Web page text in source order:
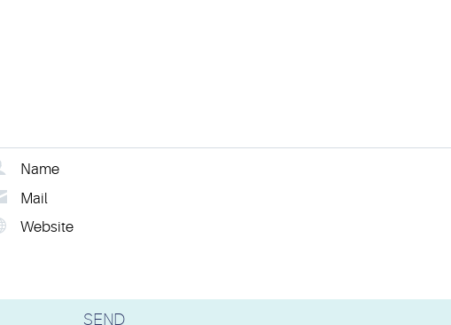
Name
Mail
Website